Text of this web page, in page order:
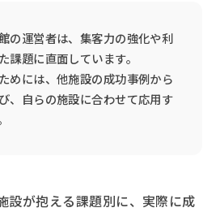
の運営者は、集客力の強化や利
課題に直面しています。
めには、他施設の成功事例から
、自らの施設に合わせて応用す
設が抱える課題別に、実際に成